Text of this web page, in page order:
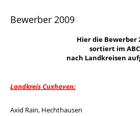
Bewerber 2009
Hier die Bewerber
sortiert im ABC
nach Landkreisen
Landkreis Cuxhaven:
Axid Rain, Hechthausen